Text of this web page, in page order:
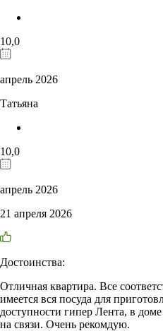
10,0
апрель 2026
Татьяна
10,0
апрель 2026
21 апреля 2026
Достоинства:
Отличная квартира. Все
имеется вся посуда для
доступности гипер Лента, в
на связи. Очень рекомдую.